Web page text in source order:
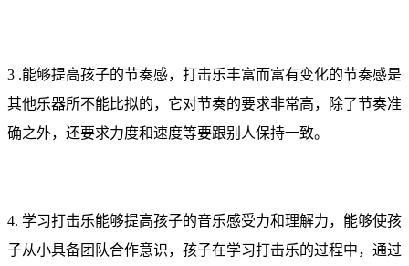
3 .能够提高孩子的节奏感，打击乐丰富而富有变化的节奏感是
其他乐器所不能比拟的，它对节奏的要求非常高，除了节奏准
确之外，还要求力度和速度等要跟别人保持一致。
4. 学习打击乐能够提高孩子的音乐感受力和理解力，能够使孩
子从小具备团队合作意识，孩子在学习打击乐的过程中，通过